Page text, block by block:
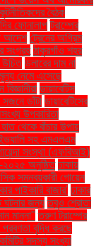
বৈঠক
ফোনালাপ ট্রাম্পের
আদেশ ট্রেনের অগ্রিম
সংগ্রহ ঠাকুরগাঁও শহর
উচিত ডলারের দাম না
নেমে এসেছে
ডায়াবেটিস
সজনে ডাঁটা ডায়াবেটিসের
উপকারিতা
থেকে বাঁচার উপায়
সহ এমএলএম
সংস্থা (এফবিআই)
২০২৫ অনুষ্ঠিত ঢাকায়
সমন্বয়কারী গোয়েন
পাইকারি বাজার' ঢাকার
ঘটনার জন্য তবুও শ্রোতা
মান্না" তরুণ ট্রাম্পের
বৃদ্ধি করছে
সদস্য সংখ্যা